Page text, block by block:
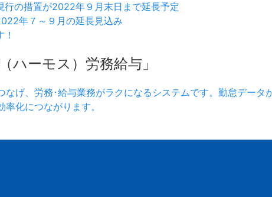
行の措置が2022年９月末日まで延長予定
年７～９月の延長見込み
ハーモス）労務給与」
げ、労務･給与業務がラクになるシステムです。勤怠デー
化につながります。